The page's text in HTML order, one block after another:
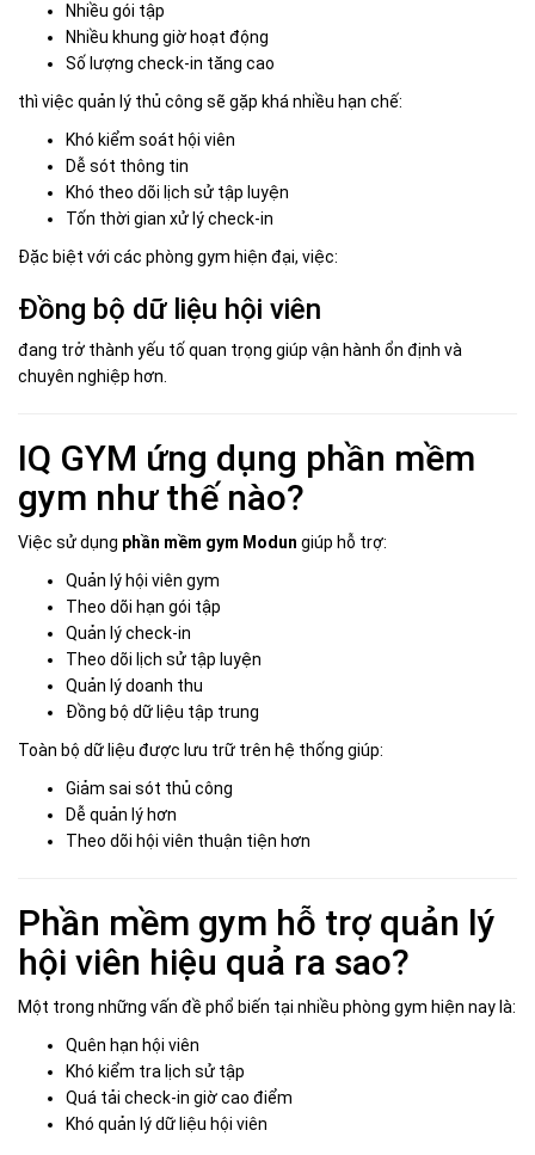
Nhiều gói tập
Nhiều khung giờ hoạt động
Số lượng check-in tăng cao
thì việc quản lý thủ công sẽ gặp khá nhiều hạn chế:
Khó kiểm soát hội viên
Dễ sót thông tin
Khó theo dõi lịch sử tập luyện
Tốn thời gian xử lý check-in
Đặc biệt với các phòng gym hiện đại, việc:
Đồng bộ dữ liệu hội viên
đang trở thành yếu tố quan trọng giúp vận hành ổn định và
chuyên nghiệp hơn.
IQ GYM ứng dụng phần mềm
gym như thế nào?
Việc sử dụng phần mềm gym Modun giúp hỗ trợ:
Quản lý hội viên gym
Theo dõi hạn gói tập
Quản lý check-in
Theo dõi lịch sử tập luyện
Quản lý doanh thu
Đồng bộ dữ liệu tập trung
Toàn bộ dữ liệu được lưu trữ trên hệ thống giúp:
Giảm sai sót thủ công
Dễ quản lý hơn
Theo dõi hội viên thuận tiện hơn
Phần mềm gym hỗ trợ quản lý
hội viên hiệu quả ra sao?
Một trong những vấn đề phổ biến tại nhiều phòng gym hiện nay là:
Quên hạn hội viên
Khó kiểm tra lịch sử tập
Quá tải check-in giờ cao điểm
Khó quản lý dữ liệu hội viên